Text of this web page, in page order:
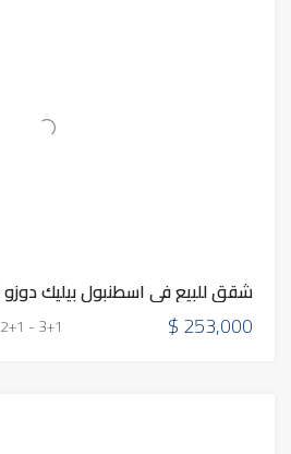
شقق للبيع في اسطنبول بيليك دوزو 2025
$253,000
2+1 - 3+1